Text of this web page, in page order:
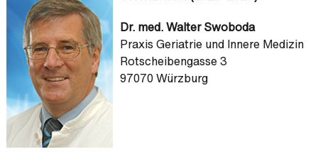
Dr. med. Walter Swoboda
Praxis Geriatrie und Innere Medizin
Rotscheibengasse 3
97070 Würzburg